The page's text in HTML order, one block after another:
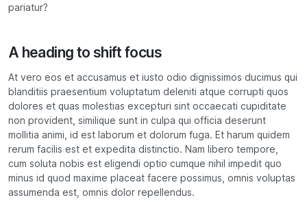
pariatur?
A heading to shift focus
At vero eos et accusamus et iusto odio dignissimos ducimus qui
blanditiis praesentium voluptatum deleniti atque corrupti quos
dolores et quas molestias excepturi sint occaecati cupiditate
non provident, similique sunt in culpa qui officia deserunt
mollitia animi, id est laborum et dolorum fuga. Et harum quidem
rerum facilis est et expedita distinctio. Nam libero tempore,
cum soluta nobis est eligendi optio cumque nihil impedit quo
minus id quod maxime placeat facere possimus, omnis voluptas
assumenda est, omnis dolor repellendus.